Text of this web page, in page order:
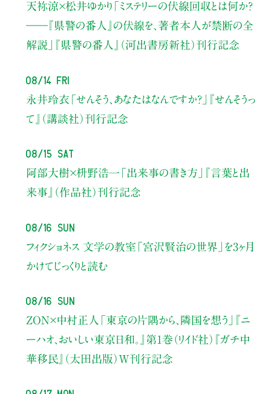
天祢涼×松井ゆかり 「ミステリーの伏線回収とは何か？
――『県警の番人』の伏線を、著者本人が禁断の全
解説」
『県警の番人』（河出書房新社）刊行記念
08/14 Fri
永井玲衣 「せんそう、あなたはなんですか？」
『せんそうっ
て』（講談社）刊行記念
08/15 Sat
阿部大樹×枡野浩一 「出来事の書き方」
『言葉と出
来事』（作品社）刊行記念
08/16 Sun
フィクショネス 文学の教室 「宮沢賢治の世界」を3ヶ月
かけてじっくりと読む
08/16 Sun
ZON×中村正人 「東京の片隅から、隣国を想う」
『ニ
ーハオ、おいしい東京日和。』第1巻（リイド社） 『ガチ中
華移民』（太田出版）W刊行記念